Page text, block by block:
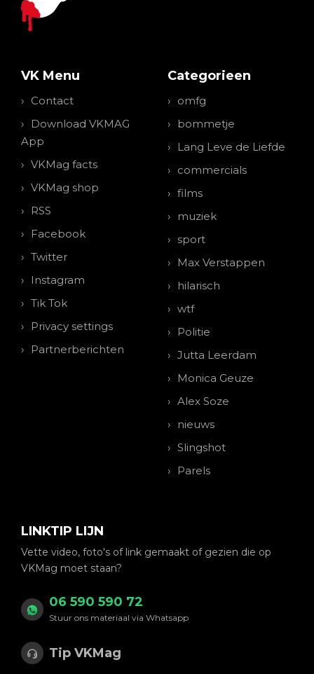
VK Menu
Contact
Download VKMAG
App
VKMag facts
VKMag shop
RSS
Facebook
Twitter
Instagram
Tik Tok
Privacy settings
Partnerberichten
Categorieen
omfg
bommetje
Lang Leve de Liefde
commercials
films
muziek
sport
Max Verstappen
hilarisch
wtf
Politie
Jutta Leerdam
Monica Geuze
Alex Soze
nieuws
Slingshot
Parels
LINKTIP LIJN
Vette video, foto's of link gemaakt of gezien die op
VKMag moet staan?
06 590 590 72
Stuur ons materiaal via Whatsapp
Tip VKMag